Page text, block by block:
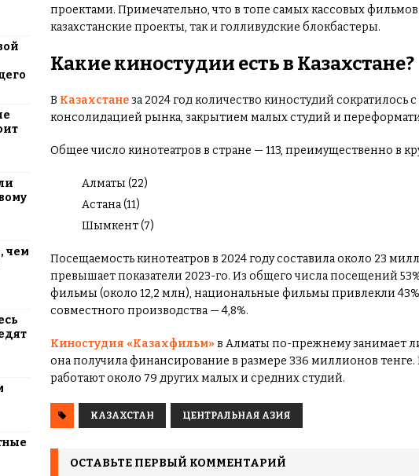
проектами. Примечательно, что в топе самых кассовых
казахстанские проекты, так и голливудские блокбастеры.
Какие киностудии есть в Казахстане?
В Казахстанеза 2024 год количество киностудий сократилось с
консолидацией рынка, закрытием малых студий и
Общее число кинотеатров в стране — 113, преимущественно в
Алматы (22)
Астана (11)
Шымкент (7)
Посещаемость кинотеатров в 2024 году составила около 23
превышает показатели 2023-го. Из общего числа посещений
фильмы (около 12,2 млн), национальные фильмы привлекли
совместного производства — 4,8%.
Киностудия «Казахфильм» в Алматы по-прежнему занимает
она получила финансирование в размере 336 миллионов
работают около 79 других малых и средних студий.
КАЗАХСТАН ЦЕНТРАЛЬНАЯ АЗИЯ
ОСТАВЬТЕ ПЕРВЫЙ КОММЕНТАРИЙ
чем